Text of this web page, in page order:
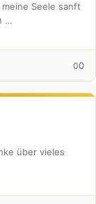
Seele sanft
…
00
über vieles